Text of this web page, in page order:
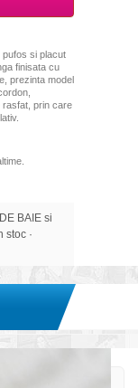
pufos si placut
finisata cu
prezinta model
rasfat, prin care
BAIE si
stoc ·